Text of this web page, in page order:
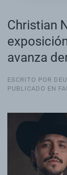
Christian
avanza
ESCRITO POR
PUBLICADO EN